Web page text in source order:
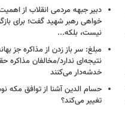
دبیر جبهه مردمی انقلاب از
خواهی رهبر شهید گفت؛ برای
نیست، بلکه...
مبلغ: سر باز زدن از مذاکره‌ جز
نتیجه‌ای ندارد/مخالفان مذاکره
خدشه‌دار می‌کنند
حسام الدین آشنا از توافق مکه
تغییر می‌کند؟